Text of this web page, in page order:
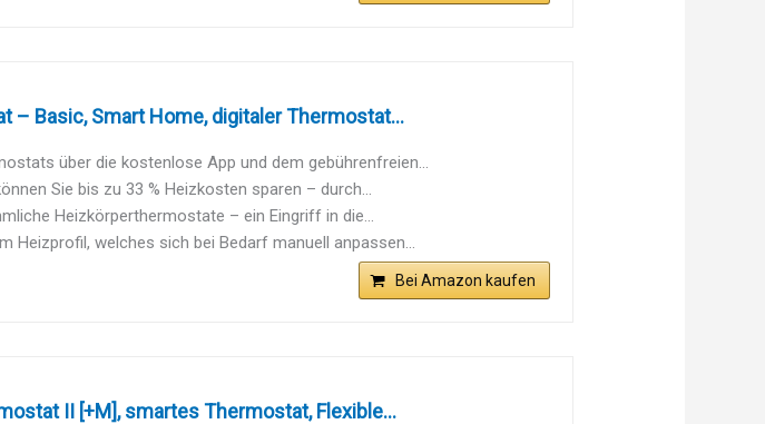
– Basic, Smart Home, digitaler Thermostat...
über die kostenlose App und dem gebührenfreien...
Sie bis zu 33 % Heizkosten sparen – durch...
Heizkörperthermostate – ein Eingriff in die...
Heizprofil, welches sich bei Bedarf manuell anpassen...
Bei Amazon kaufen
II [+M], smartes Thermostat, Flexible...